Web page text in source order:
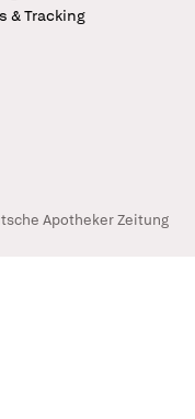
& Tracking
Apotheker Zeitung